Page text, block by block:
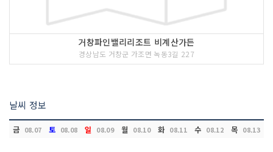
거창파인밸리리조트 비계산가든
경상남도 거창군 가조면 녹동3길 227
날씨 정보
금 08.07 토 08.08 일 08.09 월 08.10 화 08.11 수 08.12 목 08.13